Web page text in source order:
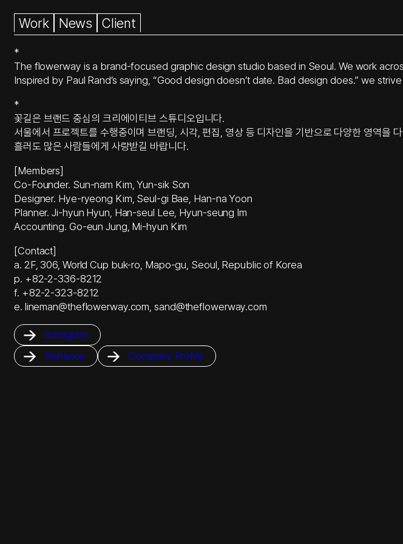
Work News
Client
*
The flowerway is a brand-focused graphic design studio based in Seoul. We work
Inspired by Paul Rand’s saying, “Good design doesn’t date. Bad design does.” we
*
꽃길은 브랜드 중심의 크리에이티브 스튜디오입니다.
서울에서 프로젝트를 수행중이며 브랜딩, 시각, 편집, 영상 등 디자인을 기반으로 다양한 영역을
흘러도 많은 사람들에게 사랑받길 바랍니다.
[Members]
Co-Founder. Sun-nam Kim, Yun-sik Son
Designer. Hye-ryeong Kim, Seul-gi Bae, Han-na Yoon
Planner. Ji-hyun Hyun, Han-seul Lee, Hyun-seung Im
Accounting. Go-eun Jung, Mi-hyun Kim
[Contact]
a. 2F, 306, World Cup buk-ro, Mapo-gu, Seoul, Republic of Korea
p. +82-2-336-8212
f. +82-2-323-8212
e. lineman@theflowerway.com, sand@theflowerway.com
Instagram
Behance
Company Profile